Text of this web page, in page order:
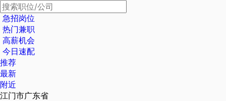
急招岗位
热门兼职
高薪机会
今日速配
推荐
最新
附近
江门市广东省